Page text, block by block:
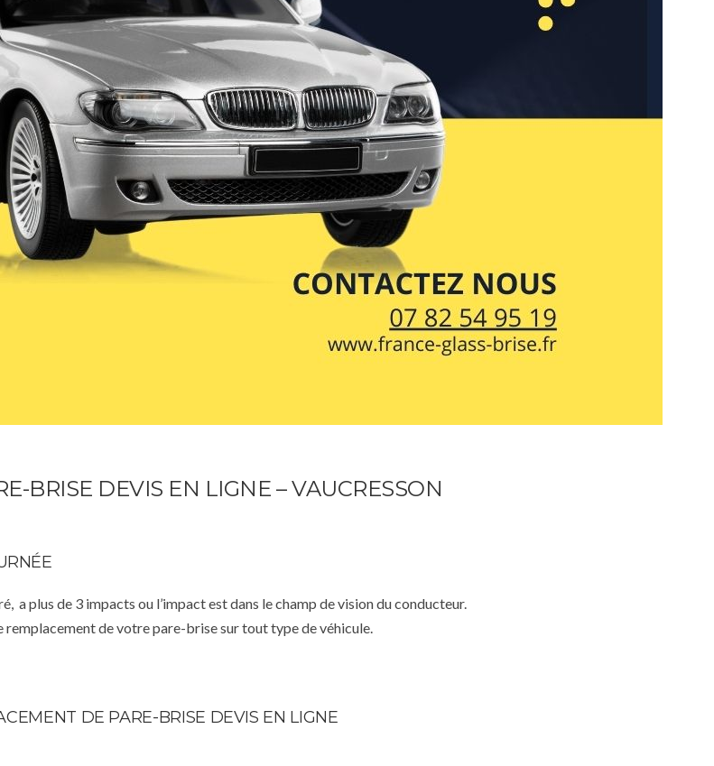
BRISE DEVIS EN LIGNE – VAUCRESSON
a plus de 3 impacts ou l’impact est dans le champ de vision du conducteur.
remplacement de votre pare-brise sur tout type de véhicule.
DE PARE-BRISE DEVIS EN LIGNE